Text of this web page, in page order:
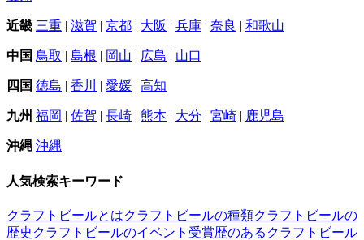
近畿 三重 | 滋賀 | 京都 | 大阪 | 兵庫 | 奈良 | 和歌山
中国 鳥取 | 島根 | 岡山 | 広島 | 山口
四国 徳島 | 香川 | 愛媛 | 高知
九州 福岡 | 佐賀 | 長崎 | 熊本 | 大分 | 宮崎 | 鹿児島
沖縄 沖縄
人気検索キーワード
クラフトビールとはクラフトビールの種類クラフトビールの
歴史 クラフトビールのイベント 受賞歴のあるクラフトビール